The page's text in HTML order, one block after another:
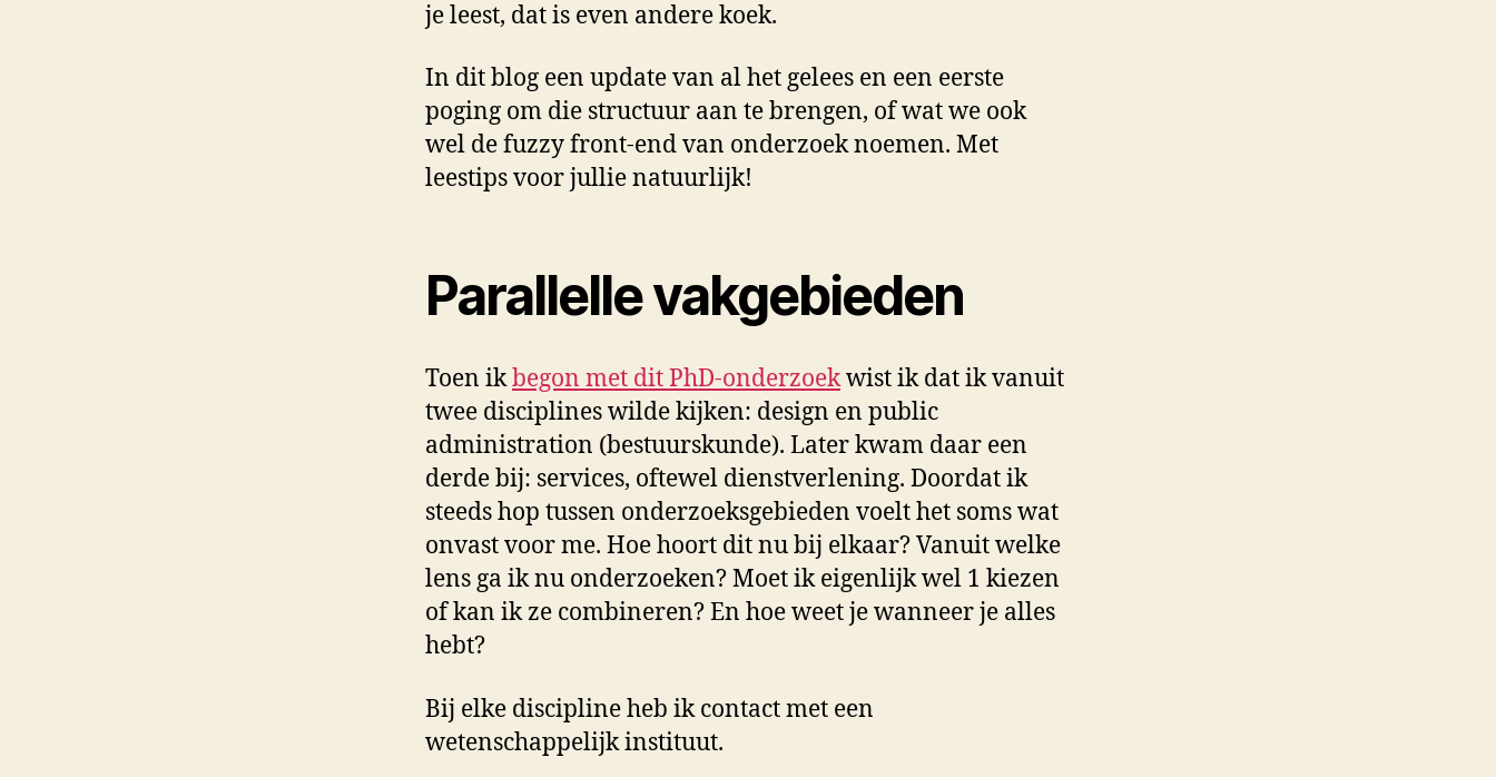
je leest, dat is even andere koek.
In dit blog een update van al het gelees en een eerste
poging om die structuur aan te brengen, of wat we ook
wel de fuzzy front-end van onderzoek noemen. Met
leestips voor jullie natuurlijk!
Parallelle vakgebieden
Toen ikbegon met dit PhD-onderzoekwist ik dat ik vanuit
twee disciplines wilde kijken: design en public
administration (bestuurskunde). Later kwam daar een
derde bij: services, oftewel dienstverlening. Doordat ik
steeds hop tussen onderzoeksgebieden voelt het soms wat
onvast voor me. Hoe hoort dit nu bij elkaar? Vanuit welke
lens ga ik nu onderzoeken? Moet ik eigenlijk wel 1 kiezen
of kan ik ze combineren? En hoe weet je wanneer je alles
hebt?
Bij elke discipline heb ik contact met een
wetenschappelijk instituut.